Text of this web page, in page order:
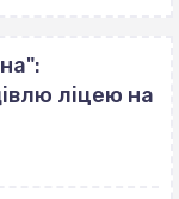
ліцею на